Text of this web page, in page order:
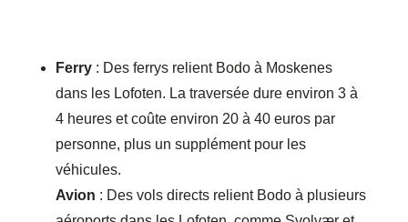
Ferry: Des ferrys relient Bodo à Moskenes
dans les Lofoten. La traversée dure environ 3 à
4 heures et coûte environ 20 à 40 euros par
personne, plus un supplément pour les
véhicules.
Avion : Des vols directs relient Bodo à plusieurs